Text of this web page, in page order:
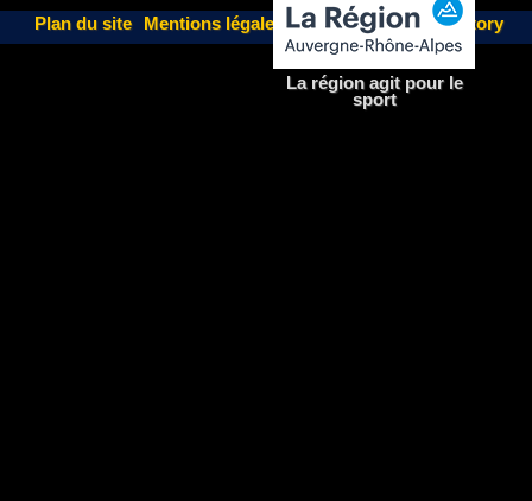
Plan du site Mentions légales | Un site Fairweb Factory
La région agit pour le
sport